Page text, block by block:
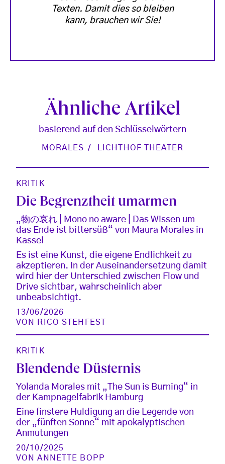
Texten. Damit dies so bleiben
kann, brauchen wir Sie!
Ähnliche Artikel
basierend auf den Schlüsselwörtern
MORALES LICHTHOF THEATER
KRITIK
Die Begrenztheit umarmen
„物の哀れ | Mono no aware | Das Wissen um
das Ende ist bittersüß“ von Maura Morales in
Kassel
Es ist eine Kunst, die eigene Endlichkeit zu
akzeptieren. In der Auseinandersetzung damit
wird hier der Unterschied zwischen Flow und
Drive sichtbar, wahrscheinlich aber
unbeabsichtigt.
13/06/2026
VON
RICO STEHFEST
KRITIK
Blendende Düsternis
Yolanda Morales mit „The Sun is Burning“ in
der Kampnagelfabrik Hamburg
Eine finstere Huldigung an die Legende von
der „fünften Sonne“ mit apokalyptischen
Anmutungen
20/10/2025
VONANNETTE BOPP